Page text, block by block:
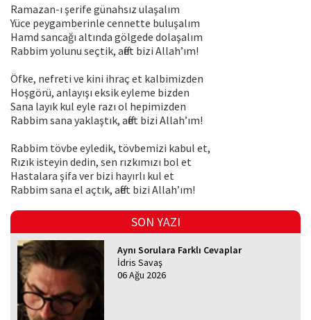
Ramazan-ı şerife günahsız ulaşalım
Yüce peygamberinle cennette buluşalım
Hamd sancağı altında gölgede dolaşalım
Rabbim yolunu seçtik, affet bizi Allah’ım!
Öfke, nefreti ve kini ihraç et kalbimizden
Hoşgörü, anlayışı eksik eyleme bizden
Sana layık kul eyle razı ol hepimizden
Rabbim sana yaklaştık, affet bizi Allah’ım!
Rabbim tövbe eyledik, tövbemizi kabul et,
Rızık isteyin dedin, sen rızkımızı bol et
Hastalara şifa ver bizi hayırlı kul et
Rabbim sana el açtık, affet bizi Allah’ım!
SON YAZI
Aynı Sorulara Farklı Cevaplar
İdris Savaş
06 Ağu 2026